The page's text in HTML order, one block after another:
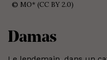
© MO* (CC BY 2.0)
Damas